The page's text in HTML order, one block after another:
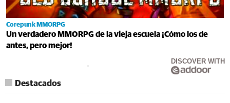
Corepunk MMORPG
Un verdadero MMORPG de la vieja escuela ¡Cómo los de
antes, pero mejor!
DISCOVER WITH
Destacados